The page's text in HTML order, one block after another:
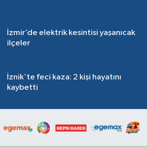
İzmir’de elektrik kesintisi yaşanıcak
ilçeler
İznik'te feci kaza: 2 kişi hayatını
kaybetti